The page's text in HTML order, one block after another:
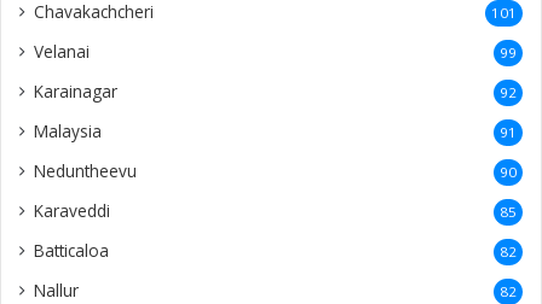
Chavakachcheri 101
Velanai 99
Karainagar 92
Malaysia 91
Neduntheevu 90
Karaveddi 85
Batticaloa 82
Nallur 82